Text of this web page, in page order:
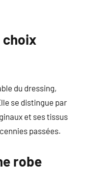
choix
du dressing,
se distingue par
et ses tissus
passées.
robe